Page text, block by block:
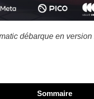
débarque en
Sommaire